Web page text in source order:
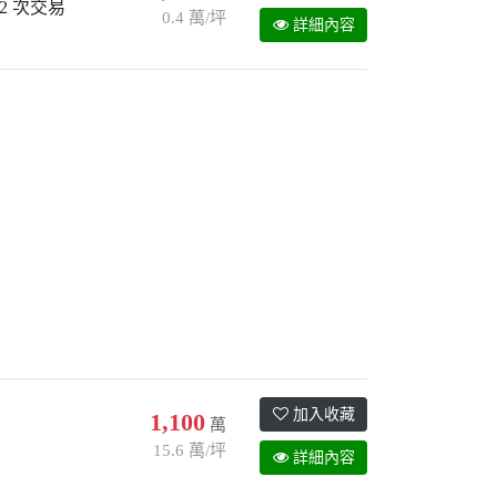
2 次交易
0.4 萬/坪
詳細內容
1,100 萬
15.6 萬/坪
加入收藏
詳細內容